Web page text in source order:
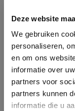
Deze website
We gebruiken
personaliseren,
en om ons
informatie over
partners voor
partners kunnen
informatie die u
EPDM Stadsuitloop
zijuitloop 90°
60 x 80 mm x 300